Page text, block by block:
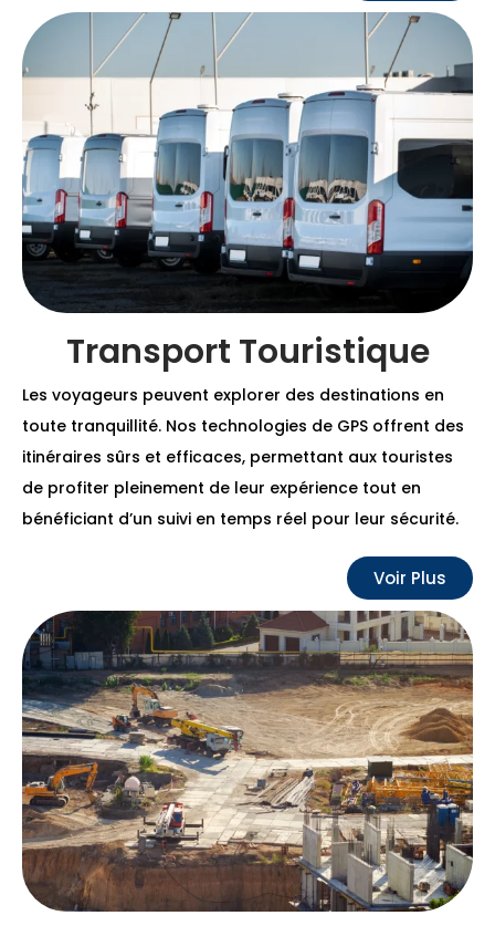
Transport Touristique
Les voyageurs peuvent explorer des destinations en
toute tranquillité. Nos technologies de GPS offrent des
itinéraires sûrs et efficaces, permettant aux touristes
de profiter pleinement de leur expérience tout en
bénéficiant d’un suivi en temps réel pour leur sécurité.
Voir Plus